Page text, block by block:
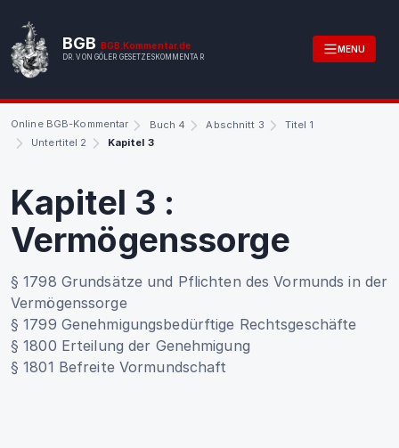
BGB BGB.Kommentar.de
DR. VON GÖLER GESETZESKOMMENTAR
MENU
Online BGB-Kommentar Buch 4 Abschnitt 3
Titel 1
Untertitel 2
Kapitel 3
Kapitel 3 :
Vermögenssorge
§ 1798 Grundsätze und Pflichten des Vormunds in der
Vermögenssorge
§ 1799 Genehmigungsbedürftige Rechtsgeschäfte
§ 1800 Erteilung der Genehmigung
§ 1801 Befreite Vormundschaft